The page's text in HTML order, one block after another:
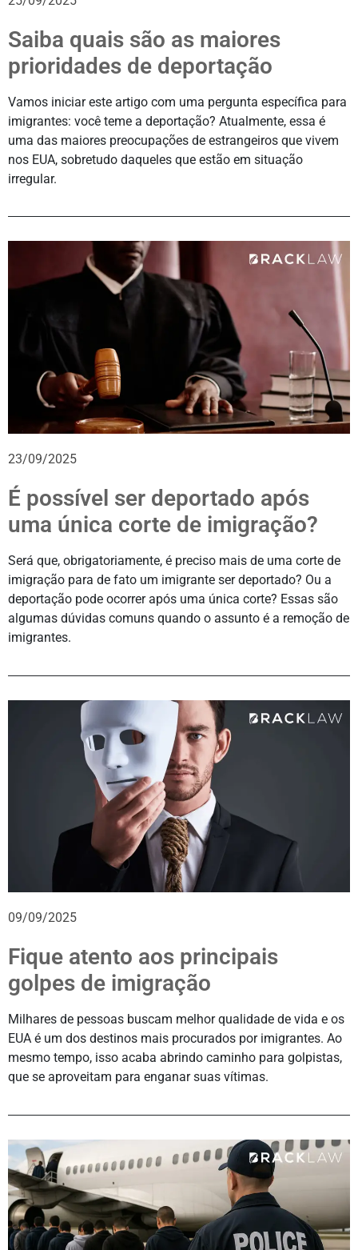
Saiba quais são as maiores
prioridades de deportação
Vamos iniciar este artigo com uma pergunta específica para
imigrantes: você teme a deportação? Atualmente, essa é
uma das maiores preocupações de estrangeiros que vivem
nos EUA, sobretudo daqueles que estão em situação
irregular.
23/09/2025
É possível ser deportado após
uma única corte de imigração?
Será que, obrigatoriamente, é preciso mais de uma corte de
imigração para de fato um imigrante ser deportado? Ou a
deportação pode ocorrer após uma única corte? Essas são
algumas dúvidas comuns quando o assunto é a remoção de
imigrantes.
09/09/2025
Fique atento aos principais
golpes de imigração
Milhares de pessoas buscam melhor qualidade de vida e os
EUA é um dos destinos mais procurados por imigrantes. Ao
mesmo tempo, isso acaba abrindo caminho para golpistas,
que se aproveitam para enganar suas vítimas.